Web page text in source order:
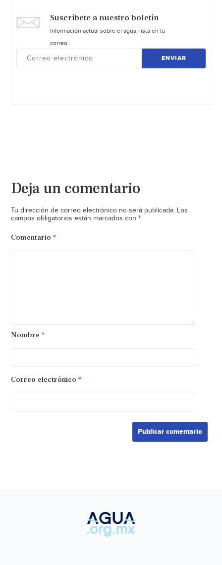
Suscríbete a nuestro boletín
Información actual sobre el agua, lista en tu
correo.
ENVIAR
Deja un comentario
Tu dirección de correo electrónico no será publicada. Los
campos obligatorios están marcados con *
Comentario *
Nombre *
Correo electrónico *